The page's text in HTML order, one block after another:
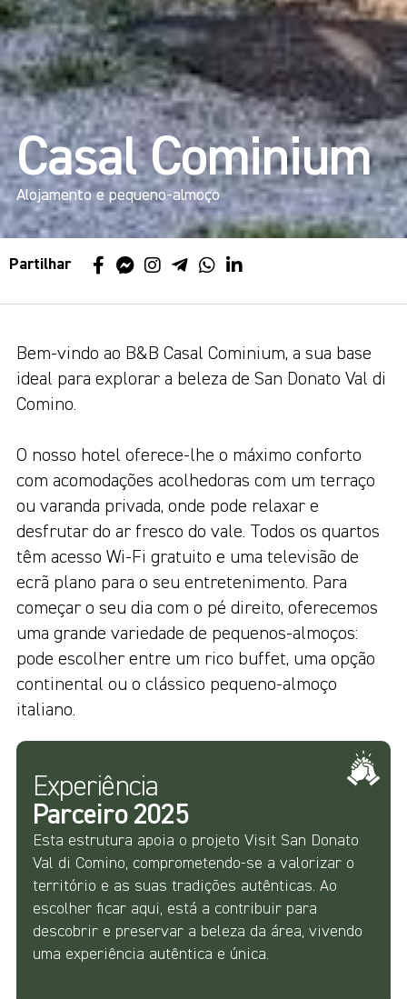
Casal Cominium
Alojamento e pequeno-almoço
Partilhar
Bem-vindo ao B&B Casal Cominium, a sua base
ideal para explorar a beleza de San Donato Val di
Comino.
O nosso hotel oferece-lhe o máximo conforto
com acomodações acolhedoras com um terraço
ou varanda privada, onde pode relaxar e
desfrutar do ar fresco do vale. Todos os quartos
têm acesso Wi-Fi gratuito e uma televisão de
ecrã plano para o seu entretenimento. Para
começar o seu dia com o pé direito, oferecemos
uma grande variedade de pequenos-almoços:
pode escolher entre um rico buffet, uma opção
continental ou o clássico pequeno-almoço
italiano.
Experiência
Parceiro 2025
Esta estrutura apoia o projeto Visit San Donato
Val di Comino, comprometendo-se a valorizar o
território e as suas tradições autênticas. Ao
escolher ficar aqui, está a contribuir para
descobrir e preservar a beleza da área, vivendo
uma experiência autêntica e única.